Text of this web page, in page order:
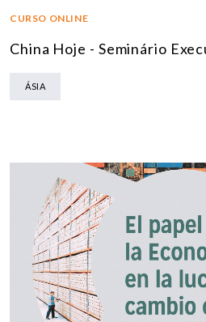
CURSO ONLINE
China Hoje - Seminário
ÁSIA